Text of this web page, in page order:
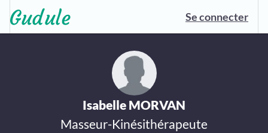
Se connecter
Isabelle MORVAN
Masseur-Kinésithérapeute